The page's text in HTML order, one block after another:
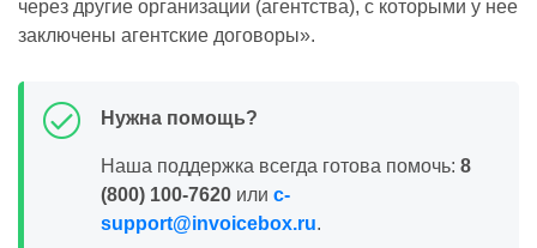
через другие организации (агентства), с которыми у нее
заключены агентские договоры».
Нужна помощь?
Наша поддержка всегда готова помочь: 8
(800) 100-7620 или c-
support@invoicebox.ru.